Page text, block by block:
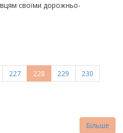
своїми дорожньо-
Page
227
Поточна
сторінка
228 Page
229 Page
230
Більше